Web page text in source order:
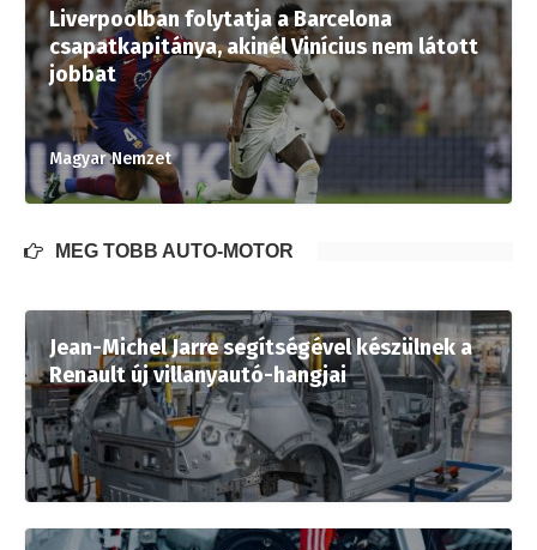
Liverpoolban folytatja a Barcelona
csapatkapitánya, akinél Vinícius nem látott
jobbat
Magyar Nemzet
MÉG TÖBB AUTÓ-MOTOR
Jean-Michel Jarre segítségével készülnek a
Renault új villanyautó-hangjai